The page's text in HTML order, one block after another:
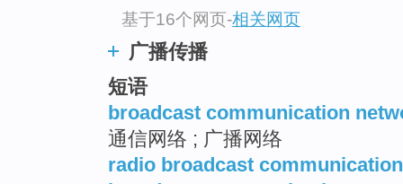
基于16个网页-相关网页
广播传播
短语
broadcast communication
通信网络 ; 广播网络
radio broadcast communication